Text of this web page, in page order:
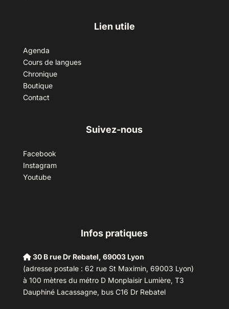
Lien utile
Agenda
Cours de langues
Chronique
Boutique
Contact
Suivez-nous
Facebook
Instagram
Youtube
Infos pratiques
30 B rue Dr Rebatel, 69003 Lyon
(adresse postale : 62 rue St Maximin, 69003 Lyon)
à 100 mètres du métro D Monplaisir Lumière, T3
Dauphiné Lacassagne, bus C16 Dr Rebatel